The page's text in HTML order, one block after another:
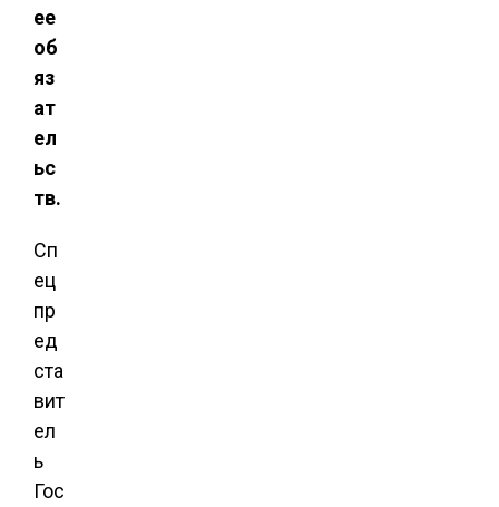
ее
об
яз
ат
ел
ьс
тв.
Сп
ец
пр
ед
ста
вит
ел
ь
Гос